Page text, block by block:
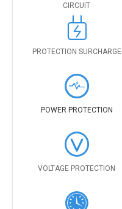
CIRCUIT
PROTECTION SURCHARGE
POWER PROTECTION
VOLTAGE PROTECTION